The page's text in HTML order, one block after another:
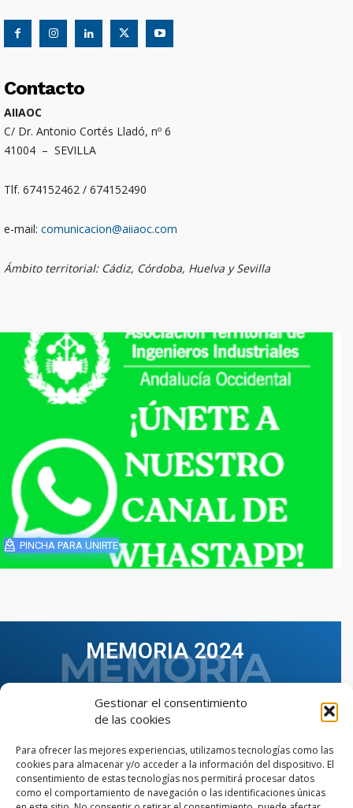
Gestionar el consentimiento
de las cookies
Para ofrecer las mejores experiencias, utilizamos tecnologías como las
cookies para almacenar y/o acceder a la información del dispositivo. El
consentimiento de estas tecnologías nos permitirá procesar datos
como el comportamiento de navegación o las identificaciones únicas
Contacto
AIIAOC
C/ Dr. Antonio Cortés Lladó, nº 6
41004 – SEVILLA
Tlf. 674152462 / 674152490
e-mail: comunicacion@aiiaoc.com
Ámbito territorial: Cádiz, Córdoba, Huelva y Sevilla
PINCHA PARA UNIRTE
MEMORIA 2024